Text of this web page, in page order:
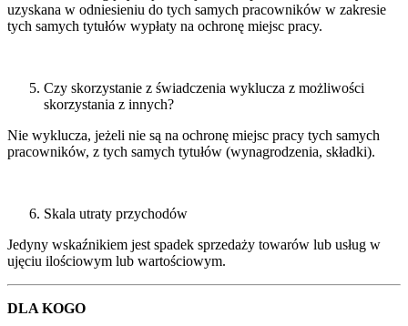
uzyskana w odniesieniu do tych samych pracowników w zakresie
tych samych tytułów wypłaty na ochronę miejsc pracy.
Czy skorzystanie z świadczenia wyklucza z możliwości
skorzystania z innych?
Nie wyklucza, jeżeli nie są na ochronę miejsc pracy tych samych
pracowników, z tych samych tytułów (wynagrodzenia, składki).
Skala utraty przychodów
Jedyny wskaźnikiem jest spadek sprzedaży towarów lub usług w
ujęciu ilościowym lub wartościowym.
DLA KOGO